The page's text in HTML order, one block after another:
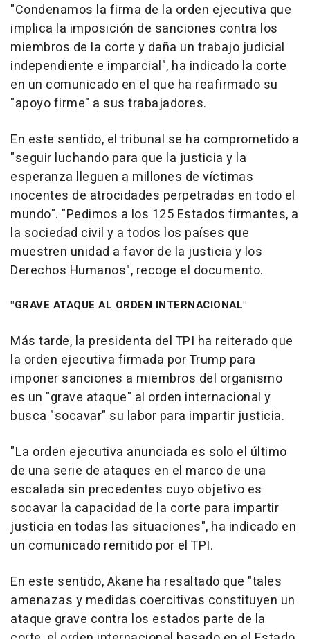
"Condenamos la firma de la orden ejecutiva que
implica la imposición de sanciones contra los
miembros de la corte y daña un trabajo judicial
independiente e imparcial", ha indicado la corte
en un comunicado en el que ha reafirmado su
"apoyo firme" a sus trabajadores.
En este sentido, el tribunal se ha comprometido a
"seguir luchando para que la justicia y la
esperanza lleguen a millones de víctimas
inocentes de atrocidades perpetradas en todo el
mundo". "Pedimos a los 125 Estados firmantes, a
la sociedad civil y a todos los países que
muestren unidad a favor de la justicia y los
Derechos Humanos", recoge el documento.
"GRAVE ATAQUE AL ORDEN INTERNACIONAL"
Más tarde, la presidenta del TPI ha reiterado que
la orden ejecutiva firmada por Trump para
imponer sanciones a miembros del organismo
es un "grave ataque" al orden internacional y
busca "socavar" su labor para impartir justicia.
"La orden ejecutiva anunciada es solo el último
de una serie de ataques en el marco de una
escalada sin precedentes cuyo objetivo es
socavar la capacidad de la corte para impartir
justicia en todas las situaciones", ha indicado en
un comunicado remitido por el TPI.
En este sentido, Akane ha resaltado que "tales
amenazas y medidas coercitivas constituyen un
ataque grave contra los estados parte de la